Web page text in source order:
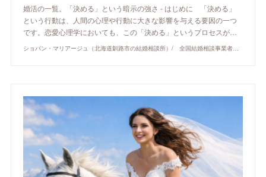
婚活の一覧。「決める」という暗示の強さ - はじめに 「決める」
という行動は、人間の心理や行動に大きな影響を与える要因の一つ
です。恋愛心理学においても、この「決める」というプロセスが…